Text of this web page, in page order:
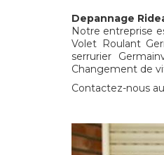
Depannage
Notre entreprise
Volet Roulant
serrurier
Changement de
Contactez-nous au